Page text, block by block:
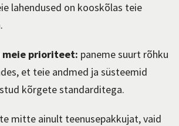
lahendused on kooskõlas teie
meie prioriteet: paneme suurt rõhku
et teie andmed ja süsteemid
kõrgete standarditega.
mitte ainult teenusepakkujat, vaid